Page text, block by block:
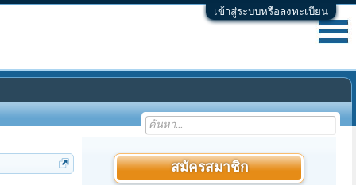
เข้าสู่ระบบหรือลงทะเบียน
สมัครสมาชิก